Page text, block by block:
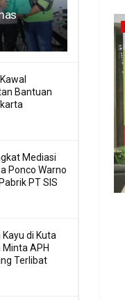
Bantuan
Mediasi
Ponco Warno
PT SIS
di Kuta
APH
Terlibat